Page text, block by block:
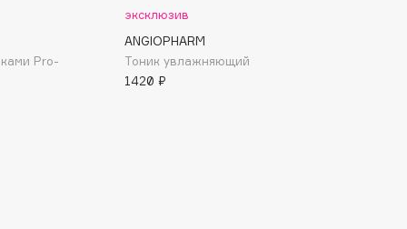
Pro-
эксклюзив
ANGIOPHARM
Тоник увлажняющий
1420 ₽